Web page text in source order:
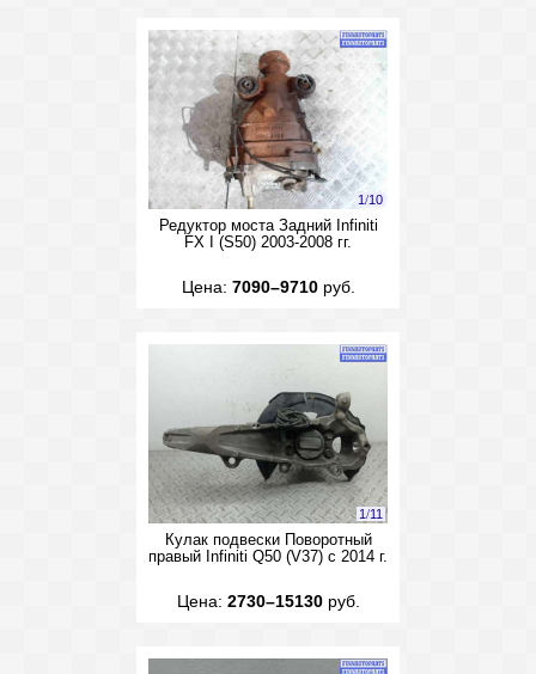
1/10
Редуктор моста Задний Infiniti
FX I (S50) 2003-2008 гг.
Цена: 7090–9710руб.
1/11
Кулак подвески Поворотный
правый Infiniti Q50 (V37) с 2014 г.
Цена: 2730–15130руб.